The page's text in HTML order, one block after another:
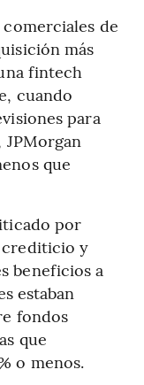
comerciales de
más
fintech
cuando
para
que
por
crediticio y
beneficios a
estaban
fondos
que
o menos.